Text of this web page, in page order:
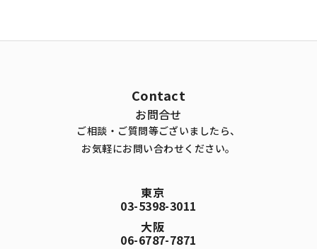
Contact
お問合せ
ご相談・ご質問等ございましたら、
お気軽にお問い合わせください。
東京
03-5398-3011
大阪
06-6787-7871